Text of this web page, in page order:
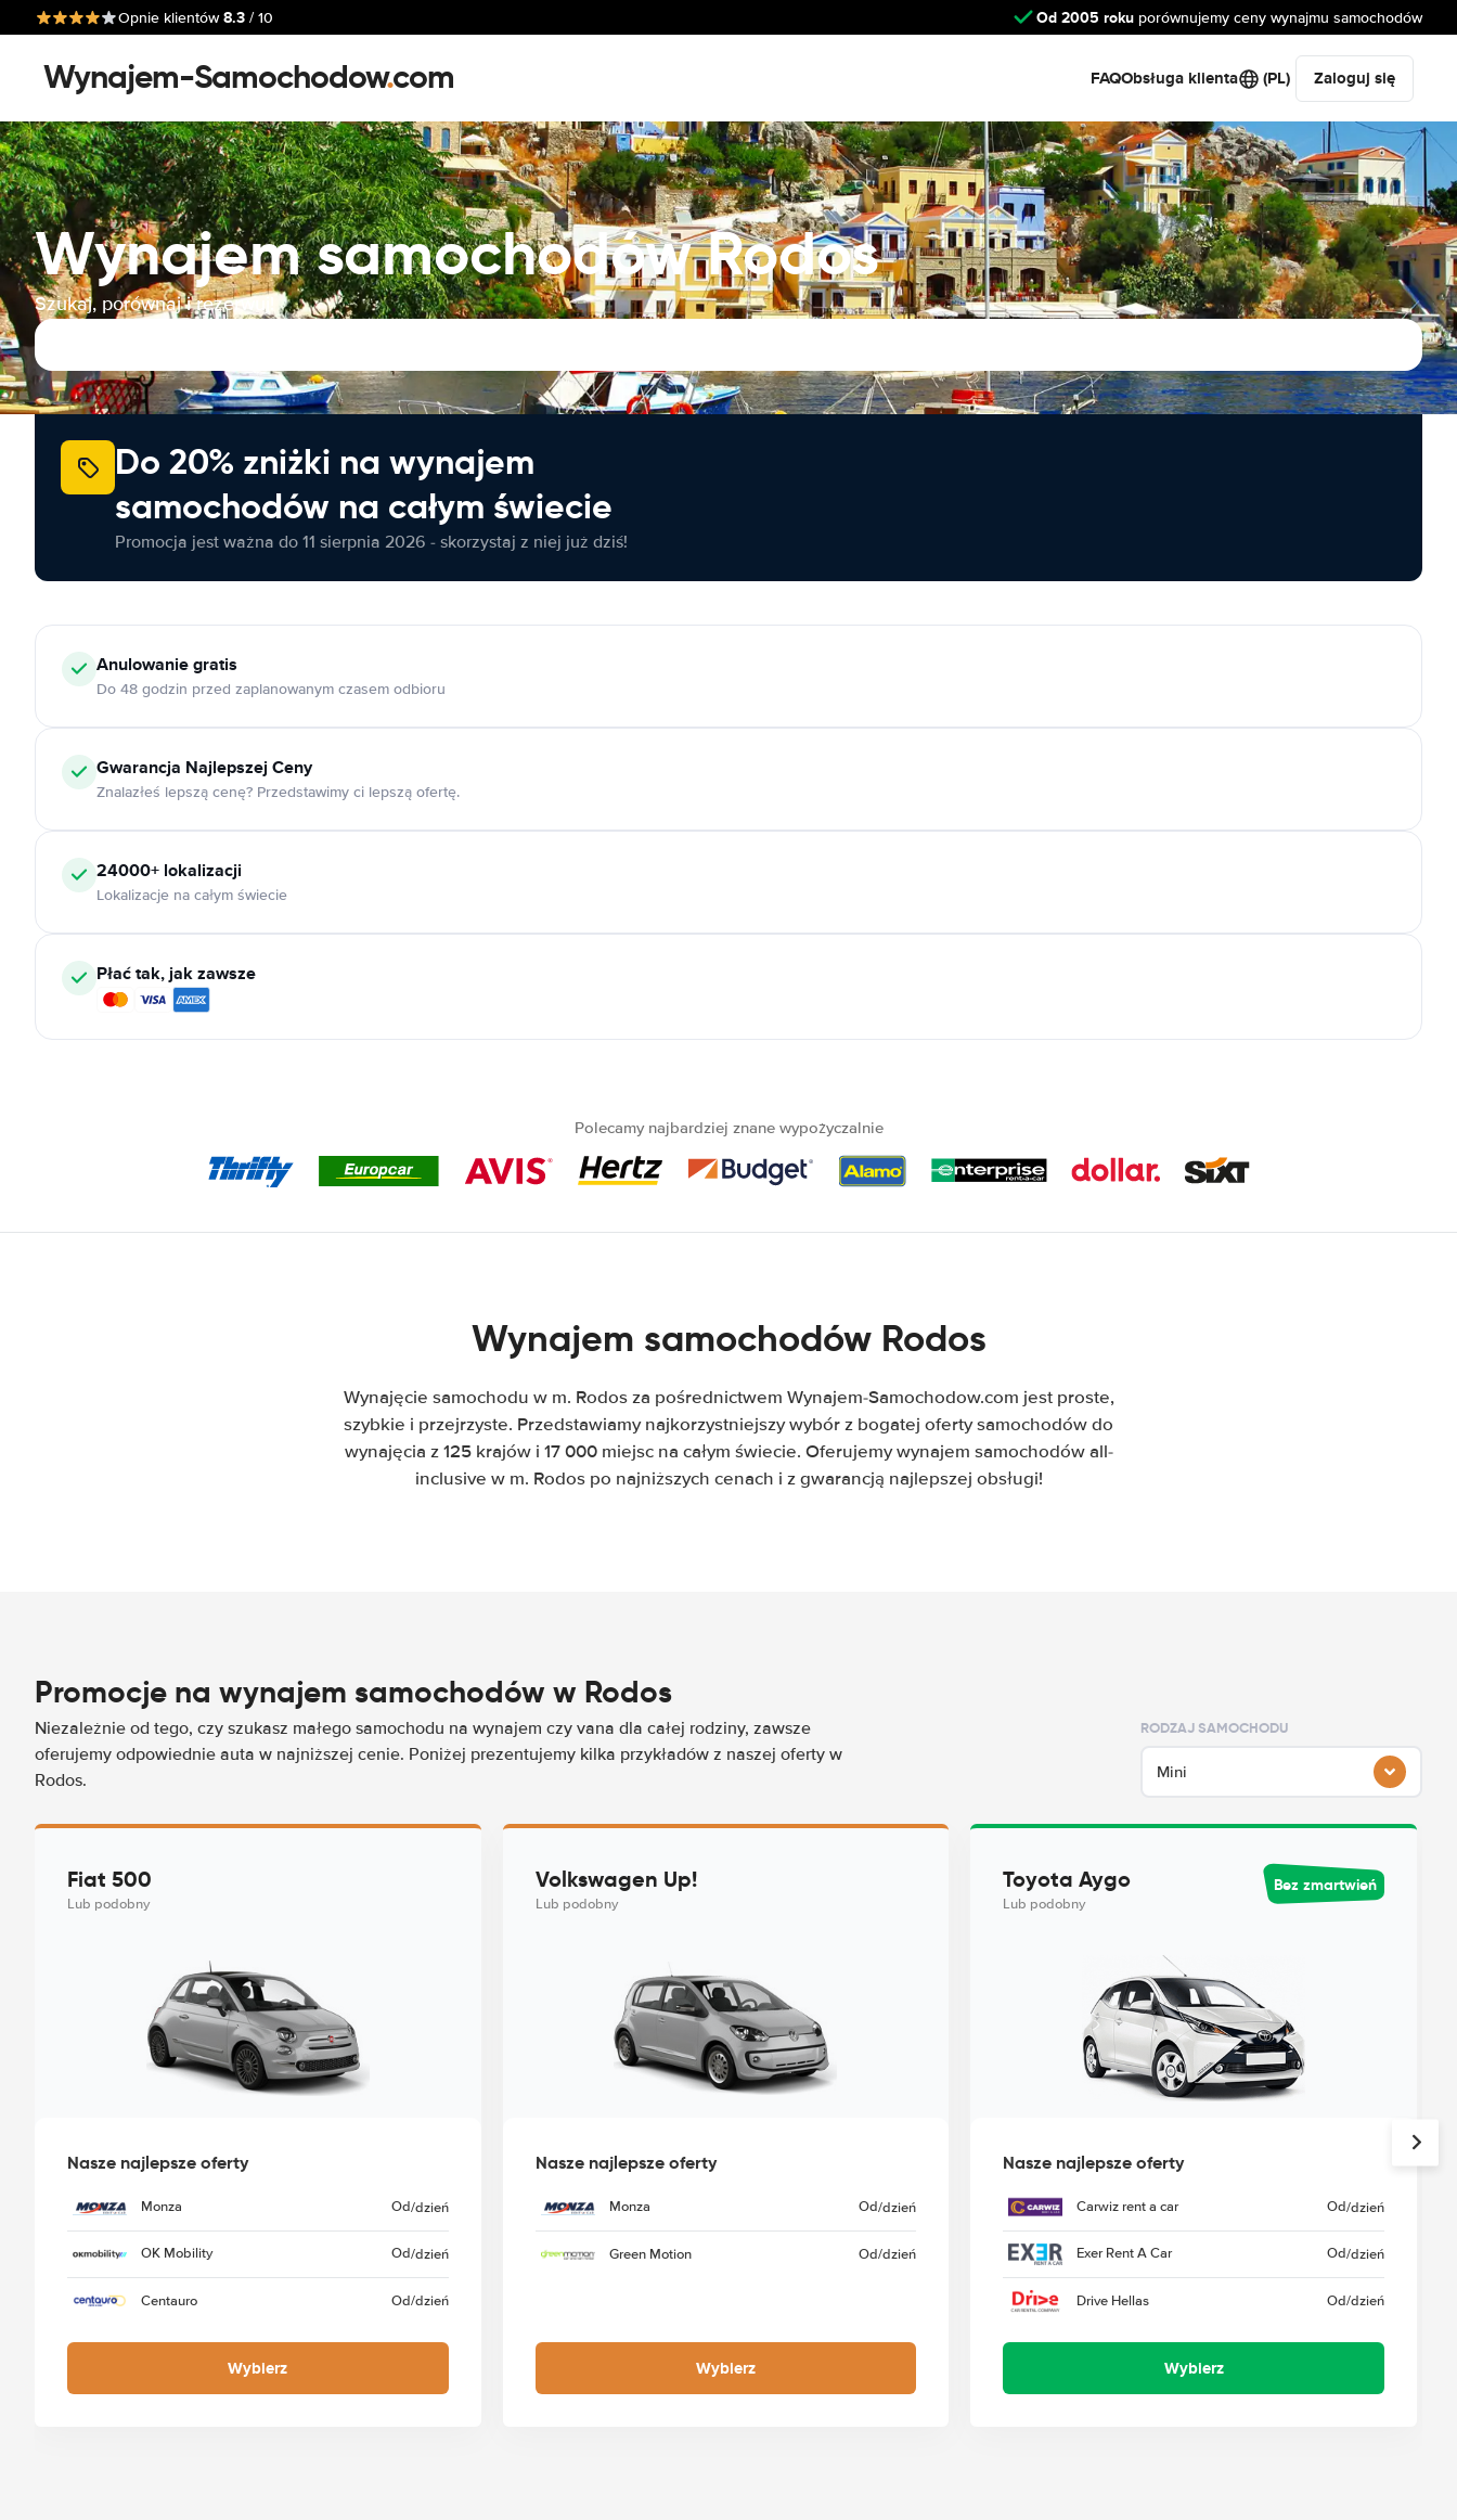
Opnie klientów8.3 / 10 Od 2005 roku porównujemy ceny wynajmu samochodów
Wynajem-Samochodow.com FAQObsługa klienta (PL) Zaloguj się
Wynajem samochodów Rodos
Szukaj, porównaj i rezerwuj!
Do 20% zniżki na wynajem
samochodów na całym świecie
Promocja jest ważna do 11 sierpnia 2026 - skorzystaj z niej już dziś!
Anulowaniegratis
Do 48 godzin przed zaplanowanym czasem odbioru
Gwarancja Najlepszej Ceny
Znalazłeś lepszą cenę? Przedstawimy ci lepszą ofertę.
24000+ lokalizacji
Lokalizacje na całym świecie
Płać tak, jak zawsze
Polecamy najbardziej znane wypożyczalnie
Wynajem samochodów Rodos
Wynajęcie samochodu w m. Rodos za pośrednictwem Wynajem-Samochodow.com jest proste,
szybkie i przejrzyste. Przedstawiamy najkorzystniejszy wybór z bogatej oferty samochodów do
wynajęcia z 125 krajów i 17 000 miejsc na całym świecie. Oferujemy wynajem samochodów all-
inclusive w m. Rodos po najniższych cenach i z gwarancją najlepszej obsługi!
Promocje na wynajem samochodów w Rodos
Niezależnie od tego, czy szukasz małego samochodu na wynajem czy vana dla całej rodziny, zawsze
oferujemy odpowiednie auta w najniższej cenie. Poniżej prezentujemy kilka przykładów z naszej oferty w
Rodos.
RODZAJ SAMOCHODU
Mini
Fiat 500
Lub podobny
Nasze najlepsze oferty
Monza Od/dzień
OK Mobility Od/dzień
Centauro Od/dzień
Wybierz
Volkswagen Up!
Lub podobny
Nasze najlepsze oferty
Monza Od/dzień
Green Motion Od/dzień
Wybierz
Toyota Aygo
Lub podobny
Bez zmartwień
Nasze najlepsze oferty
Carwiz rent a car Od/dzień
Exer Rent A Car Od/dzień
Drive Hellas Od/dzień
Wybierz